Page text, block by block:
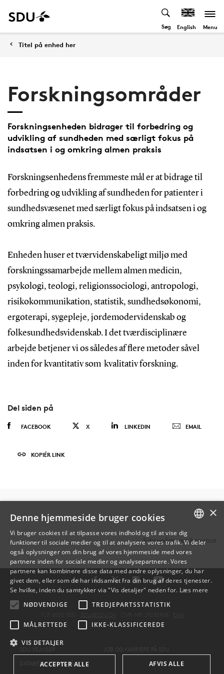
Søg English Menu
Titel på enhed her
Forskningsområder
Forskningsenheden bidrager til forbedring og
udvikling af sundheden med særligt fokus på
indsatsen i og omkring almen praksis
Forskningsenhedens fremmeste mål er at bidrage til
forbedring og udvikling af sundheden for patienter i
sundhedsvæsenet med særligt fokus på indsatsen i og
omkring almen praksis.
Enheden huser et tværvidenskabeligt miljø med
forskningssamarbejde mellem almen medicin,
psykologi, teologi, religionssociologi, antropologi,
risikokommunikation, statistik, sundhedsøkonomi,
ergoterapi, sygepleje, jordemodervidenskab og
folkesundhedsvidenskab. I det tværdisciplinære
arbejde betjener vi os således af flere metoder såvel
inden for kvantitativ som kvalitativ forskning.
Del siden på
FACEBOOK X LINKEDIN EMAIL
KOPIÉR LINK
Sidst opdateret: 08.10.2020
SDU VEJVISER
JOB OG KARRIERE PÅ SDU
DATABESKYTTELSE PÅ SDU
DANISH
DANISH
×
Denne hjemmeside bruger cookies
Vi bruger cookies til at tilpasse vores indhold og til at vise dig
funktioner til sociale medier og til at analysere vores trafik. Vi deler
også oplysninger om din brug af vores hjemmeside med vores
partnere inden for sociale medier og analysepartnere. Vores
partnere kan kombinere disse data med andre oplysninger, du har
givet dem, eller som de har indsamlet fra din brug af deres tjenester.
Se hvilke, inden du samtykker via "Vis detaljer" neden for. Læs mere
NØDVENDIGE
TREDJEPARTSSTATISTIK
MÅLRETTEDE IKKE-KLASSIFICEREDE
VIS DETALJER
ACCEPTER ALLE AFVIS ALLE